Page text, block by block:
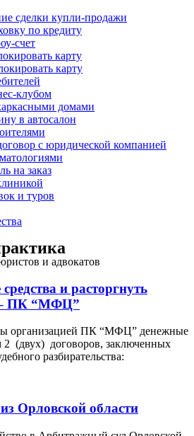
сделки купли-продажи
по кредиту
счет
карту
карту
клубом
домами
в автосалон
с юридической компанией
на заказ
и туров
и адвокатов
и расторгнуть
– ПК “МФЦ”
организацией ПК “МФЦ” денежные
2 (двух) договоров, заключенных
разбирательства:
Орловской области